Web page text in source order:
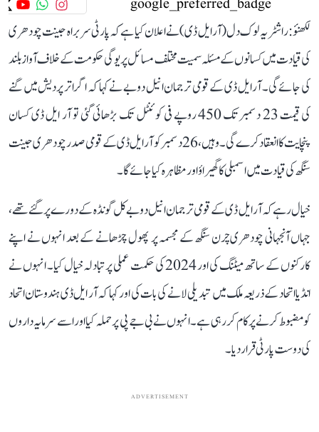
لکھنؤ: راشٹریہ لوک دل (آر ایل ڈی) نے اعلان کیا ہے کہ پارٹی سربراہ جینت چودھری
کی قیادت میں کسانوں کے مسئلہ سمیت مختلف مسائل پر یوگی حکومت کے خلاف آواز بلند
کی جائے گی۔ آر ایل ڈی کے قومی ترجمان انیل دوبے نے کہا کہ اگر اتر پردیش میں گنے
کی قیمت 23 دسمبر تک 450 روپے فی کوئنٹل تک بڑھائی گئی تو آر ایل ڈی کسان
پنچایت کا انعقاد کرے گی۔ وہیں، 26 دسمبر کو آر ایل ڈی کے قومی صدر چودھری جینت
سنگھ کی قیادت میں اسمبلی کا گھیراؤ اور مظاہرہ کیا جائے گا۔
خیال رہے کہ آر ایل ڈی کے قومی ترجمان انیل دوبے کل گونڈہ کے دورے پر گئے تھے،
جہاں آنجہانی چودھری چرن سنگھ کے مجسمہ پر پھول چڑھانے کے بعد انہوں نے اپنے
کارکنوں کے ساتھ میٹنگ کی اور 2024 کی حکمت عملی پر تبادلہ خیال کیا۔ انہوں نے
انڈیا اتحاد کے ذریعہ ملک میں تبدیلی لانے کی بات کی اور کہا کہ آر ایل ڈی ہندوستان اتحاد
کو مضبوط کرنے پر کام کر رہی ہے۔ انہوں نے بی جے پی پر حملہ کیا اور اسے سرمایہ داروں
کی دوست پارٹی قرار دیا۔
ADVERTISEMENT